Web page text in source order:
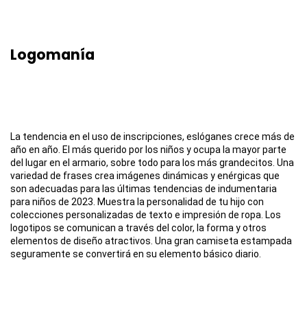
Logomanía
La tendencia en el uso de inscripciones, eslóganes crece más de
año en año. El más querido por los niños y ocupa la mayor parte
del lugar en el armario, sobre todo para los más grandecitos. Una
variedad de frases crea imágenes dinámicas y enérgicas que
son adecuadas para las últimas tendencias de indumentaria
para niños de 2023. Muestra la personalidad de tu hijo con
colecciones personalizadas de texto e impresión de ropa. Los
logotipos se comunican a través del color, la forma y otros
elementos de diseño atractivos. Una gran camiseta estampada
seguramente se convertirá en su elemento básico diario.